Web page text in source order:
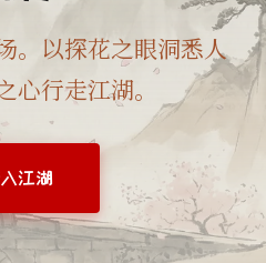
。以探花之眼洞悉人
心行走江湖。
江湖